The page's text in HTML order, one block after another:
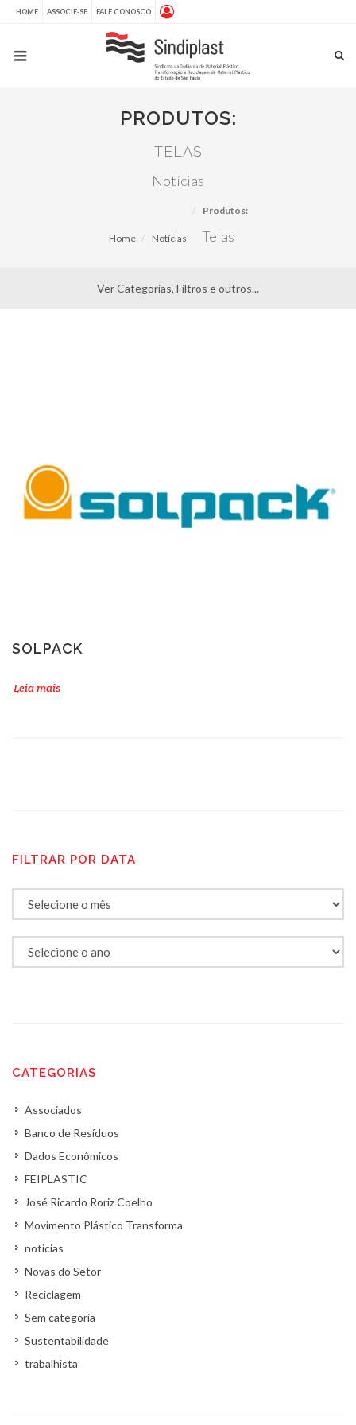
HOME ASSOCIE-SE FALE CONOSCO
PRODUTOS:
TELAS
Notícias
Home Notícias
Produtos:
Telas
Ver Categorias, Filtros e outros...
SOLPACK
Leia mais
FILTRAR POR DATA
CATEGORIAS
Associados
Banco de Resíduos
Dados Econômicos
FEIPLASTIC
José Ricardo Roriz Coelho
Movimento Plástico Transforma
noticias
Novas do Setor
Reciclagem
Sem categoria
Sustentabilidade
trabalhista